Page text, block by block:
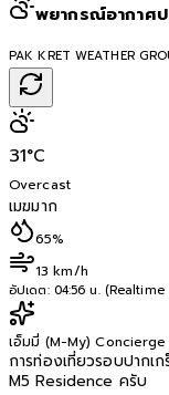
พยากรณ์อากาศป
PAK KRET WEATHER
31°C
Overcast
เมฆมาก
65%
13 km/h
อัปเดต: 04:56 น.
เอ็มมี่ (M-My)
การท่องเที่ยวรอบปากเ
M5 Residence ครับ